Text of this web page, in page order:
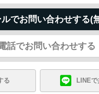
ルでお問い合わせする(
話でお問い合わせする
る LINEで